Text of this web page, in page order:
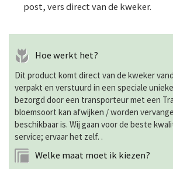
post, vers direct van de kweker.
Hoe werkt het?
Dit product komt direct van de kweker
verpakt en verstuurd in een speciale
bezorgd door een transporteur met een
bloemsoort kan afwijken / worden
beschikbaar is. Wij gaan voor de beste
service; ervaar het zelf. .
Welke maat moet ik kiezen?